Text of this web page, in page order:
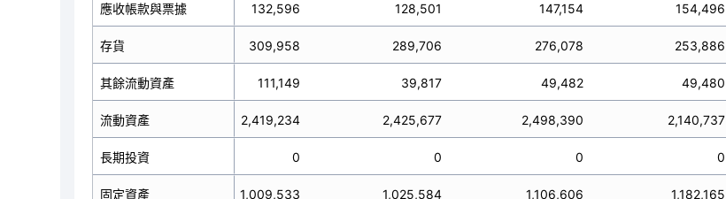
應收帳款與票據
存貨
其餘流動資產
流動資產
長期投資
固定資產
152,946 132,596 128,501 147,154 154,496
315,121 309,958 289,706 276,078 253,886
52,761 111,149 39,817 49,482 49,480
2,385,373 2,419,234 2,425,677 2,498,390 2,140,737
0 0 0 0
992,139 1,009,533 1,025,584 1,106,606 1,182,165